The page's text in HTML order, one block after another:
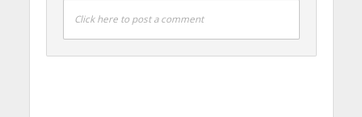
Click here to post a comment